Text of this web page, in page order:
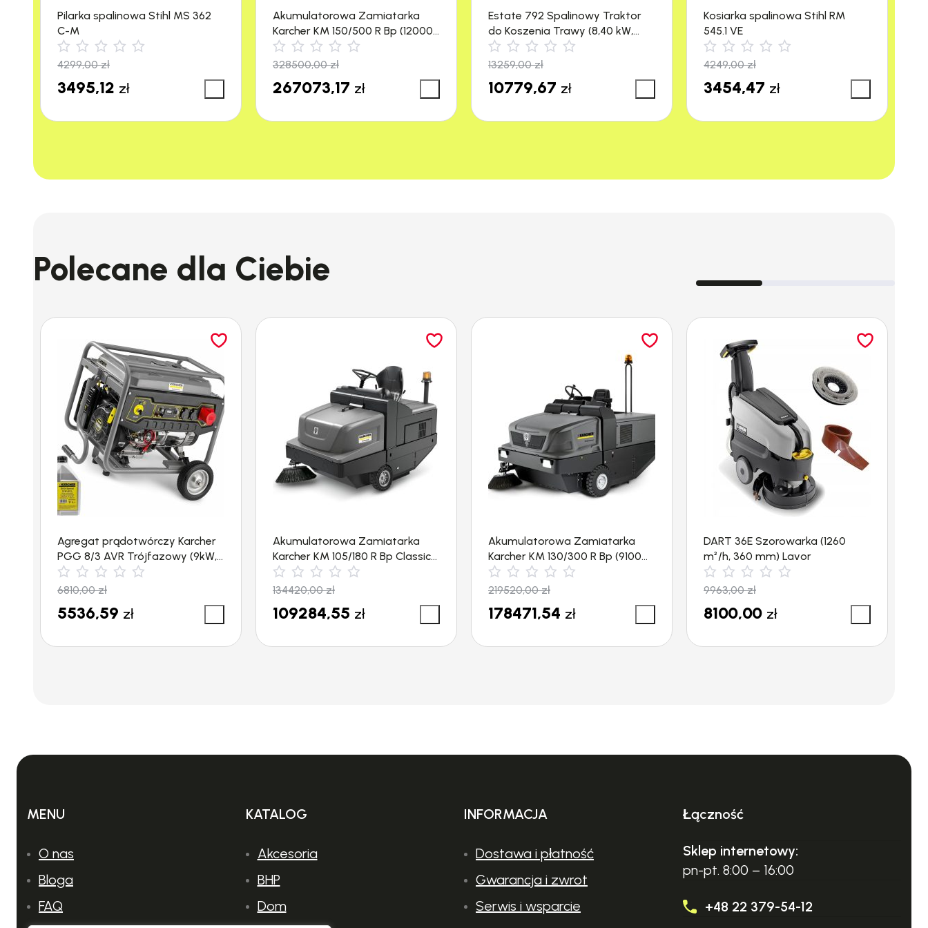
Pilarka spalinowa Stihl MS 362
C-M
4299,00zł
3495,12 zł
Akumulatorowa Zamiatarka
Karcher KM 150/500 R Bp (12000
m²/h)
328500,00zł
267073,17 zł
Estate 792 Spalinowy Traktor
do Koszenia Trawy (8,40 kW,
4500 m²) Stiga
13259,00zł
10779,67 zł
Kosiarka spalinowa Stihl RM
545.1 VE
4249,00zł
3454,47 zł
Polecane dla Ciebie
Agregat prądotwórczy Karcher
PGG 8/3 AVR Trójfazowy (9kW,
12.2KM)
6810,00zł
5536,59 zł
Akumulatorowa Zamiatarka
Karcher KM 105/180 R Bp Classic
(6300 m²/h)
134420,00zł
109284,55 zł
Akumulatorowa Zamiatarka
Karcher KM 130/300 R Bp (9100
m²/h)
219520,00zł
178471,54 zł
DART 36E Szorowarka (1260
m²/h, 360 mm) Lavor
9963,00zł
8100,00 zł
MENU
O nas
Bloga
FAQ
KATALOG
Akcesoria
BHP
Dom
INFORMACJA
Dostawa i płatność
Gwarancja i zwrot
Serwis i wsparcie
Łączność
Sklep internetowy:
pn-pt. 8:00 – 16:00
+48 22 379-54-12